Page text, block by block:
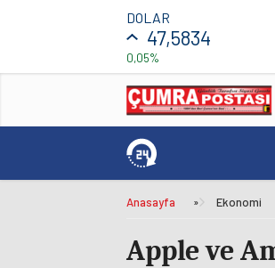
DOLAR
47,5834
0,05%
Anasayfa » Ekonomi
Apple ve